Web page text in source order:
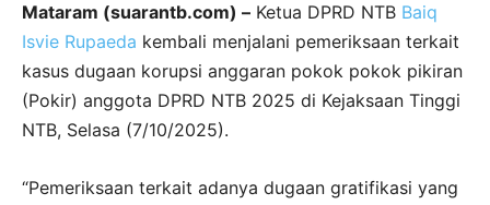
Mataram (suarantb.com) – Ketua DPRD NTB Baiq
Isvie Rupaeda kembali menjalani pemeriksaan terkait
kasus dugaan korupsi anggaran pokok pokok pikiran
(Pokir) anggota DPRD NTB 2025 di Kejaksaan Tinggi
NTB, Selasa (7/10/2025).
“Pemeriksaan terkait adanya dugaan gratifikasi yang